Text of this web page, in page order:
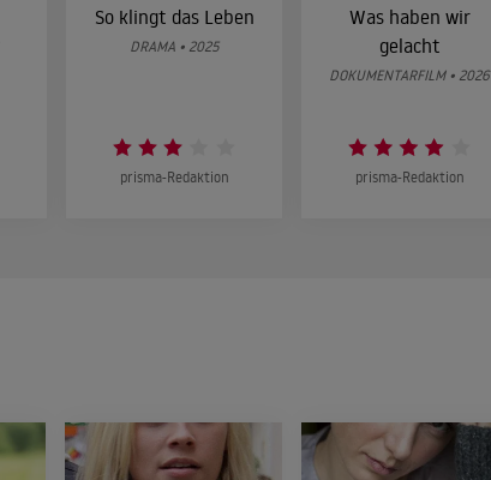
So klingt das Leben
DRAMA • 2025
prisma-Redaktion
Was haben wir
gelacht
DOKUMENTARFILM • 2026
prisma-Redaktion